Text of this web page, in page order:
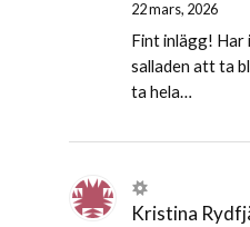
22 mars, 2026
Fint inlägg! Har
salladen att ta
ta hela…
Kristina